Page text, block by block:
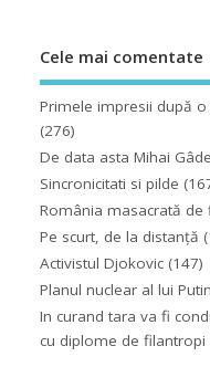
Cele mai comentate
Primele impresii după
(276)
De data asta Mihai
Sincronicitati si pilde
România masacrată de
Pe scurt, de la distanță
Activistul Djokovic (147)
Planul nuclear al lui Putin
In curand tara va fi
cu diplome de filantropi